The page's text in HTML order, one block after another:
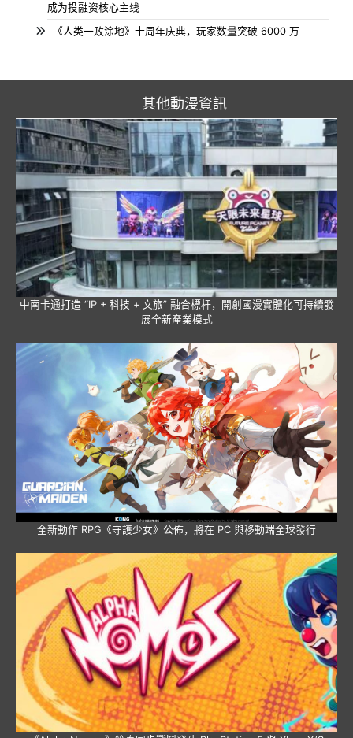
成为投融资核心主线
《人类一败涂地》十周年庆典，玩家数量突破 6000 万
其他動漫資訊
中南卡通打造 “IP + 科技 + 文旅” 融合標杆，開創國漫實體化可持續發
展全新產業模式
全新動作 RPG《守護少女》公佈，將在 PC 與移動端全球發行